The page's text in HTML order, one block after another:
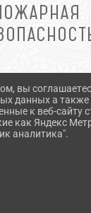
вы
данных а также
к веб-сайту
как Яндекс
аналитика".